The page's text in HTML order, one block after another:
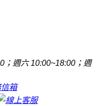
；週六 10:00~18:00；週
箱